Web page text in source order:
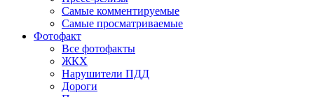
Самые комментируемые
Самые просматриваемые
Фотофакт
Все фотофакты
ЖКХ
Нарушители ПДД
Дороги